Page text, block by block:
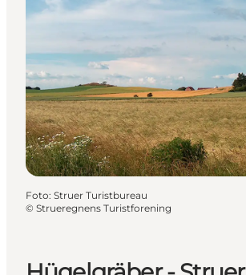
Foto: Struer Turistbureau
© Strueregnens Turistforening